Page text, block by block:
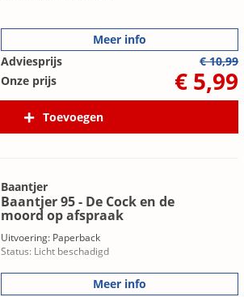
Meer info
Adviesprijs
€ 10,99
Onze prijs
€ 5,99
Toevoegen
Baantjer
Baantjer 95 - De Cock en de
moord op afspraak
Uitvoering: Paperback
Status: Licht beschadigd
Meer info